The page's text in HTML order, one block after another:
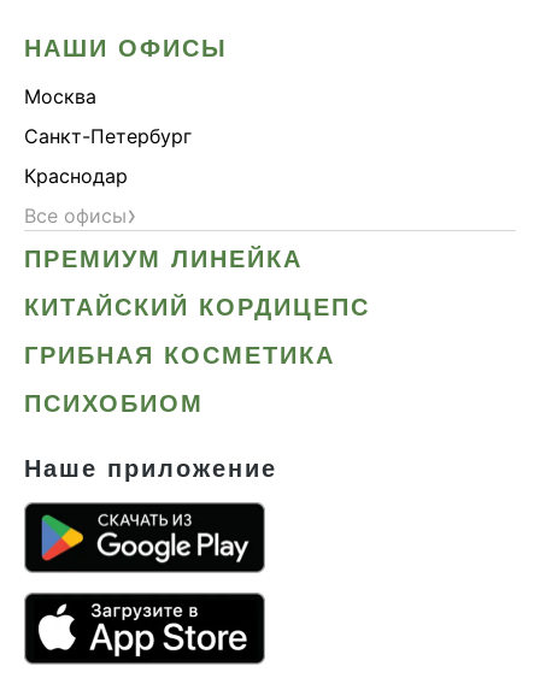
НАШИ ОФИСЫ
Москва
Санкт-Петербург
Краснодар
Все офисы›
ПРЕМИУМ ЛИНЕЙКА
КИТАЙСКИЙ КОРДИЦЕПС
ГРИБНАЯ КОСМЕТИКА
ПСИХОБИОМ
Наше приложение